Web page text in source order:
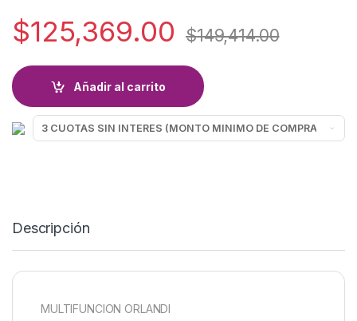
$125,369.00 $149,414.00
Añadir al carrito
Descripción
MULTIFUNCION ORLANDI